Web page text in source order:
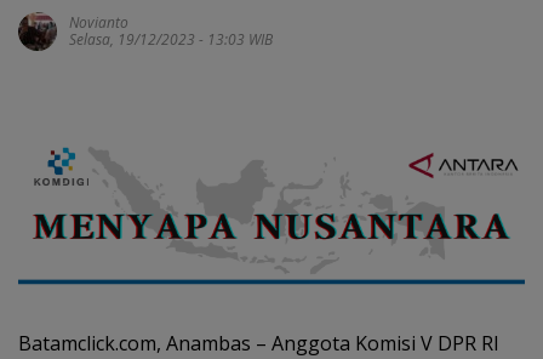
Novianto
Selasa, 19/12/2023 - 13:03 WIB
Batamclick.com, Anambas – Anggota Komisi V DPR RI